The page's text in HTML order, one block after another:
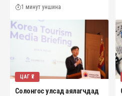
1 минут уншина
ЦАГ ҮЕ
Солонгос улсад аялагчдад